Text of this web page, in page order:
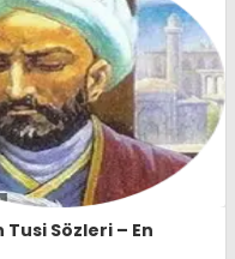
Sözleri – En